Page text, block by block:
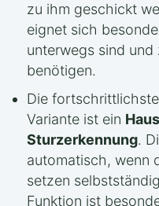
zu ihm geschickt
eignet sich
unterwegs sind
benötigen.
Die
Variante ist ein
Sturzerkennung.
automatisch, wenn
setzen
Funktion ist